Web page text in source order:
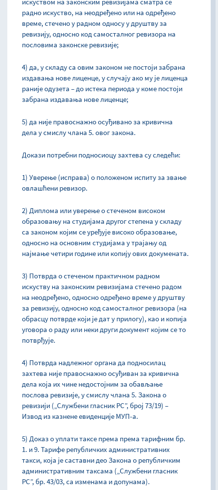
радно искуство, на нeодређено или на одређено
време, стечено у радном односу у друштву за
ревизију, односно код самосталног ревизора на
пословима законске ревизије;
4) да, у складу са овим законом не постоји забрана
издавања нове лиценце, у случају ако му је лиценца
раније одузета – до истека периода у коме постоји
забрана издавања нове лиценце;
5) да није правоснажно осуђивано за кривична
дела у смислу члана 5. овог закона.
Докази потребни подносиоцу захтева су следећи:
1) Уверење (исправа) о положеном испиту за звање
овлашћени ревизор.
2) Диплома или уверење о стеченом високом
образовању на студијама другог степена у складу
са законом којим се уређује високо образовање,
односно на основним студијама у трајању од
најмање четири године или копију ових докумената.
3) Потврда о стеченом практичном радном
искуству на законским ревизијама стечено радом
на неодређено, односно одређено време у друштву
за ревизију, односно код самосталног ревизора (на
обрасцу потврде који је дат у прилогу), као и копија
уговора о раду или неки други документ којим се то
потврђује.
4) Потврда надлежног органа да подносилац
захтева није правоснажно осуђиван за кривична
дела која их чине недостојним за обављање
послова ревизије, у смислу члана 5. Закона о
ревизији („Службени гласник РС”, број 73/19) –
Извод из казнене евиденције МУП-а.
5) Доказ о уплати таксе према према тарифним бр.
1. и 9. Тарифе републичких административних
такси, која је саставни део Закона о републичким
административним таксама („Службени гласник
РС”, бр. 43/03, са изменама и допунама).